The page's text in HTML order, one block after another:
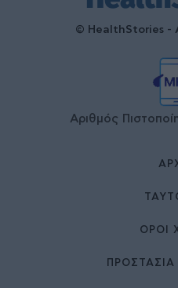
© HealthStories -
Αριθμός
ΌΡΟΙ